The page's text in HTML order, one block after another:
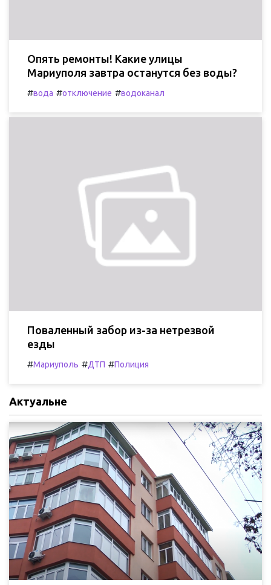
Опять ремонты! Какие улицы
Мариуполя завтра останутся без воды?
#вода #отключение #водоканал
Поваленный забор из-за нетрезвой
езды
#Мариуполь #ДТП #Полиция
Актуальне